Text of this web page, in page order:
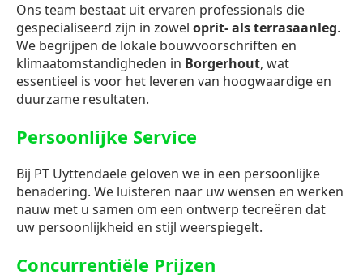
Ons team bestaat uit ervaren professionals die
gespecialiseerd zijn in zowel oprit- als terrasaanleg.
We begrijpen de lokale bouwvoorschriften en
klimaatomstandigheden in Borgerhout, wat
essentieel is voor het leveren van hoogwaardige en
duurzame resultaten.
Persoonlijke Service
Bij PT Uyttendaele geloven we in een persoonlijke
benadering. We luisteren naar uw wensen en werken
nauw met u samen om een ontwerp tecreëren dat
uw persoonlijkheid en stijl weerspiegelt.
Concurrentiële Prijzen